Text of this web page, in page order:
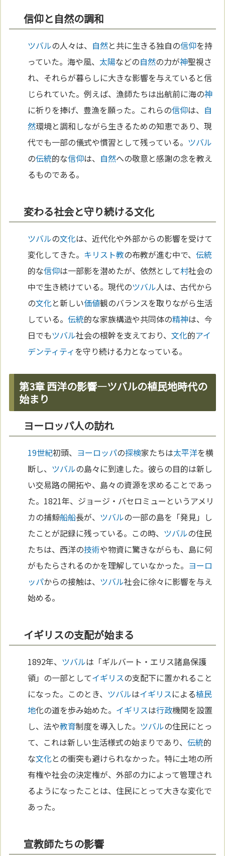
信仰と自然の調和
ツバルの人々は、 自然と共に生きる独自の信仰を持
っていた。海や風、 太陽などの自然の力が神聖視さ
れ、それらが暮らしに大きな影響を与えていると信
じられていた。例えば、漁師たちは出航前に海の神
に祈りを捧げ、豊漁を願った。これらの信仰は、 自
然環境と調和しながら生きるための知恵であり、現
代でも一部の儀式や慣習として残っている。 ツバル
の伝統的な信仰は、 自然への敬意と感謝の念を教え
るものである。
変わる社会と守り続ける文化
ツバルの文化は、近代化や外部からの影響を受けて
変化してきた。 キリスト教の布教が進む中で、伝統
的な信仰は一部影を潜めたが、依然として村社会の
中で生き続けている。現代のツバル人は、古代から
の文化と新しい価値観のバランスを取りながら生活
している。伝統的な家族構造や共同体の精神は、今
日でもツバル社会の根幹を支えており、文化的アイ
デンティティを守り続ける力となっている。
第3章 西洋の影響―ツバルの植民地時代の
始まり
ヨーロッパ人の訪れ
19世紀初頭、 ヨーロッパの探検家たちは太平洋を横
断し、 ツバルの島々に到達した。彼らの目的は新し
い交易路の開拓や、島々の資源を求めることであっ
た。1821年、ジョージ・バセロミューというアメリ
カの捕鯨船船長が、 ツバルの一部の島を「発見」し
たことが記録に残っている。この時、 ツバルの住民
たちは、西洋の技術や物資に驚きながらも、島に何
がもたらされるのかを理解していなかった。 ヨーロ
ッパからの接触は、 ツバル社会に徐々に影響を与え
始める。
イギリスの支配が始まる
1892年、 ツバルは「ギルバート・エリス諸島保護
領」の一部としてイギリスの支配下に置かれること
になった。このとき、 ツバルはイギリスによる植民
地化の道を歩み始めた。 イギリスは行政機関を設置
し、法や教育制度を導入した。 ツバルの住民にとっ
て、これは新しい生活様式の始まりであり、伝統的
な文化との衝突も避けられなかった。特に土地の所
有権や社会の決定権が、外部の力によって管理され
るようになったことは、住民にとって大きな変化で
あった。
宣教師たちの影響